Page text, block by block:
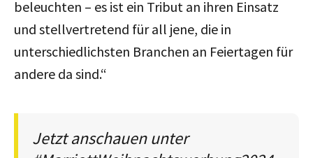
beleuchten – es ist ein Tribut an ihren Einsatz
und stellvertretend für all jene, die in
unterschiedlichsten Branchen an Feiertagen für
andere da sind.“
Jetzt anschauen unter